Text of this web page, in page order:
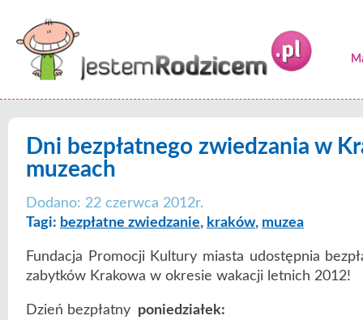
Dni bezpłatnego zwiedzania w
muzeach
Dodano: 22 czerwca 2012r.
Tagi: bezpłatne zwiedzanie, kraków, muzea
Fundacja Promocji Kultury miasta udostępnia
zabytków Krakowa w okresie wakacji letnich 2012!
Dzień bezpłatny poniedziałek: